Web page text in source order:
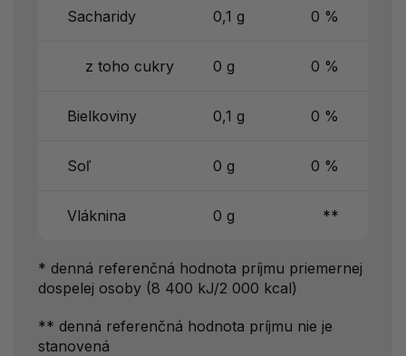
Sacharidy 0,1 g 0 %
z toho cukry 0 g 0 %
Bielkoviny 0,1 g 0 %
Soľ 0 g 0 %
Vláknina 0 g **
* denná referenčná hodnota príjmu priemernej
dospelej osoby (8 400 kJ/2 000 kcal)
** denná referenčná hodnota príjmu nie je
stanovená